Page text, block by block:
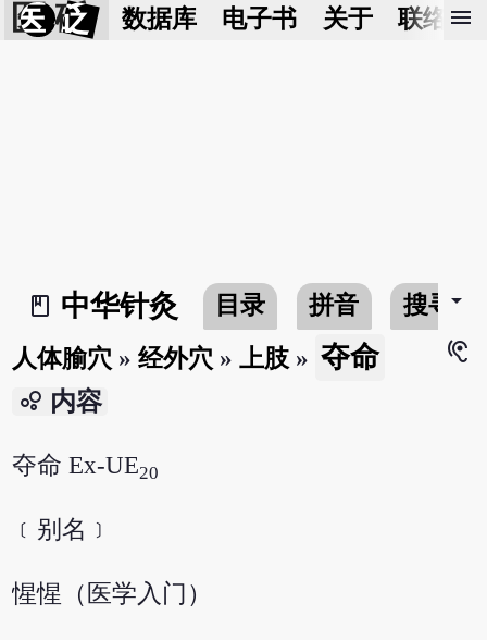
医 砭 数据库 电子书 关于 联络我
menu
book_2
中华针灸 目录 拼音 搜寻arrow_drop_down
人体腧穴 »经外穴 »上肢 » 夺命
hearing
bubble_chart 内容
夺命 Ex-UE20
﹝别名﹞
惺惺（医学入门）